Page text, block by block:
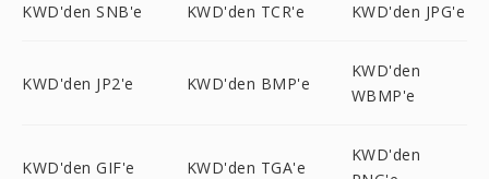
KWD'den SNB'e KWD'den TCR'e KWD'den JPG'e
KWD'den JP2'e KWD'den BMP'e
KWD'den
WBMP'e
KWD'den GIF'e KWD'den TGA'e
KWD'den